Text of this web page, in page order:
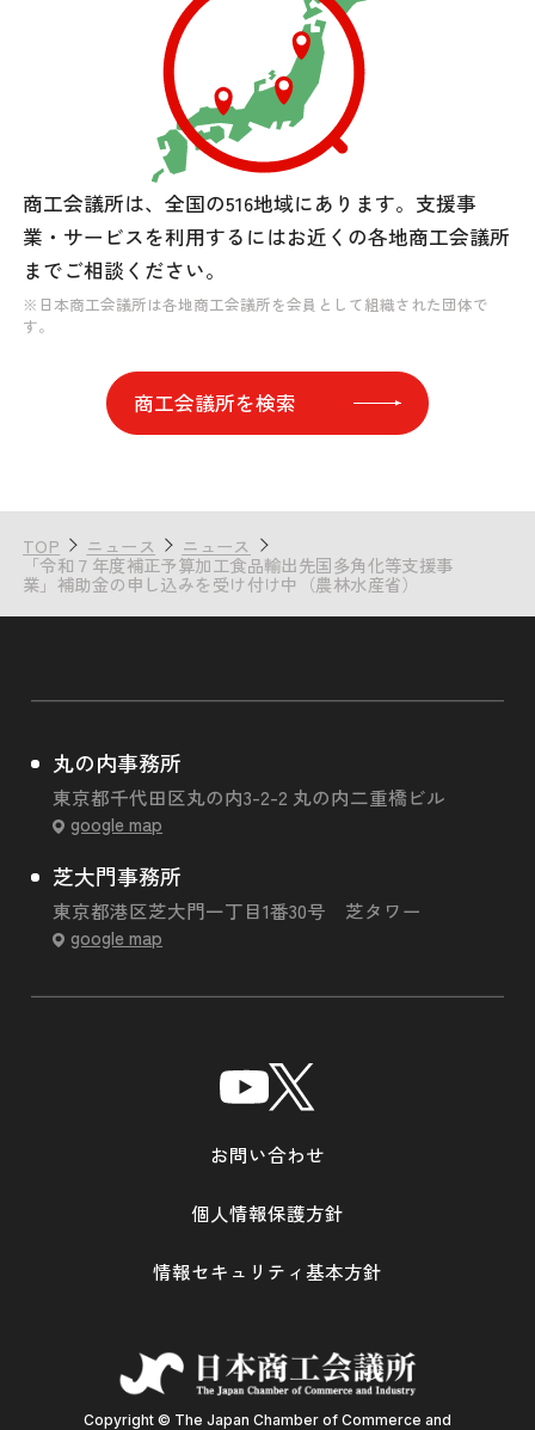
商工会議所は、全国の516地域にあります。 支援事
業・サービスを利用するにはお近くの各地商工会議所
までご相談ください。
※日本商工会議所は各地商工会議所を会員として組織された団体で
す。
商工会議所を検索
TOP ニュース ニュース
「令和７年度補正予算加工食品輸出先国多角化等支援事
業」補助金の申し込みを受け付け中（農林水産省）
丸の内事務所
東京都千代田区丸の内3-2-2 丸の内二重橋ビル
google map
芝大門事務所
東京都港区芝大門一丁目1番30号 芝タワー
google map
Copyright © The Japan Chamber of Commerce and
お問い合わせ
個人情報保護方針
情報セキュリティ基本方針